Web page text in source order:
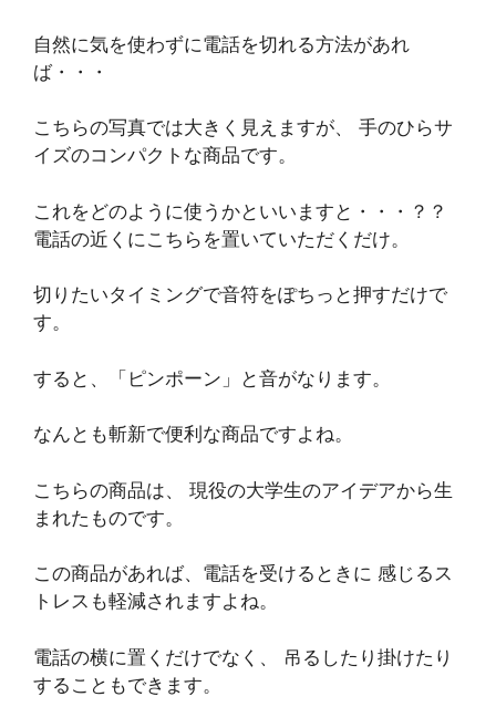
自然に気を使わずに電話を切れる方法があれ
ば・・・
こちらの写真では大きく見えますが、 手のひらサ
イズのコンパクトな商品です。
これをどのように使うかといいますと・・・？？
電話の近くにこちらを置いていただくだけ。
切りたいタイミングで音符をぽちっと押すだけで
す。
すると、「ピンポーン」と音がなります。
なんとも斬新で便利な商品ですよね。
こちらの商品は、 現役の大学生のアイデアから生
まれたものです。
この商品があれば、電話を受けるときに 感じるス
トレスも軽減されますよね。
電話の横に置くだけでなく、 吊るしたり掛けたり
することもできます。